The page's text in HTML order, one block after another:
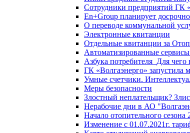
Сотрудники предприятий ГК
En+Group планирует
О переводе коммунальной
Электронные квитанции
Отдельные квитанции за
Автоматизированные
Азбука потребителя_Для
ГК «Волгаэнерго» запустила
Умные счетчики.
Меры безопасности
Злостный неплательщик?
Нерабочие дни в АО
Начало отопительного сезона
Изменение с 01.07.2021г.